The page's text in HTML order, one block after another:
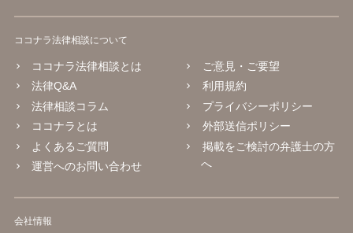
ココナラ法律相談について
ココナラ法律相談とは
法律Q&A
法律相談コラム
ココナラとは
よくあるご質問
運営へのお問い合わせ
ご意見・ご要望
利用規約
プライバシーポリシー
外部送信ポリシー
掲載をご検討の弁護士の方
へ
会社情報